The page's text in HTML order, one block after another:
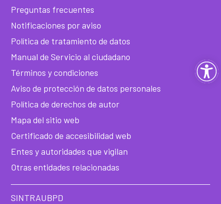
Preguntas frecuentes
Notificaciones por aviso
Política de tratamiento de datos
Manual de Servicio al ciudadano
Términos y condiciones
Aviso de protección de datos personales
Política de derechos de autor
Mapa del sitio web
Certificado de accesibilidad web
Entes y autoridades que vigilan
Otras entidades relacionadas
SINTRAUBPD